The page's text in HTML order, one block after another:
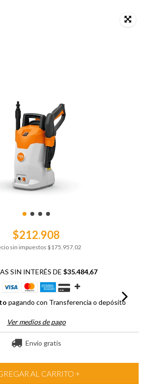
$212.908
sin impuestos $175.957,02
SIN INTERÉS DE $35.484,67
pagando con Transferencia o depósito
Ver medios de pago
Envío gratis